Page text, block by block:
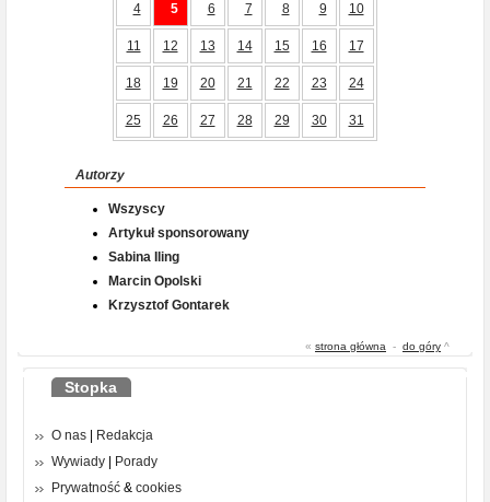
4 5 6 7 8 9 10
11 12 13 14 15 16 17
18 19 20 21 22 23 24
25 26 27 28 29 30 31
Autorzy
Wszyscy
Artykuł sponsorowany
Sabina Iling
Marcin Opolski
Krzysztof Gontarek
« strona główna - do góry ^
Stopka
O nas
Redakcja
Wywiady
Porady
Prywatność & cookies